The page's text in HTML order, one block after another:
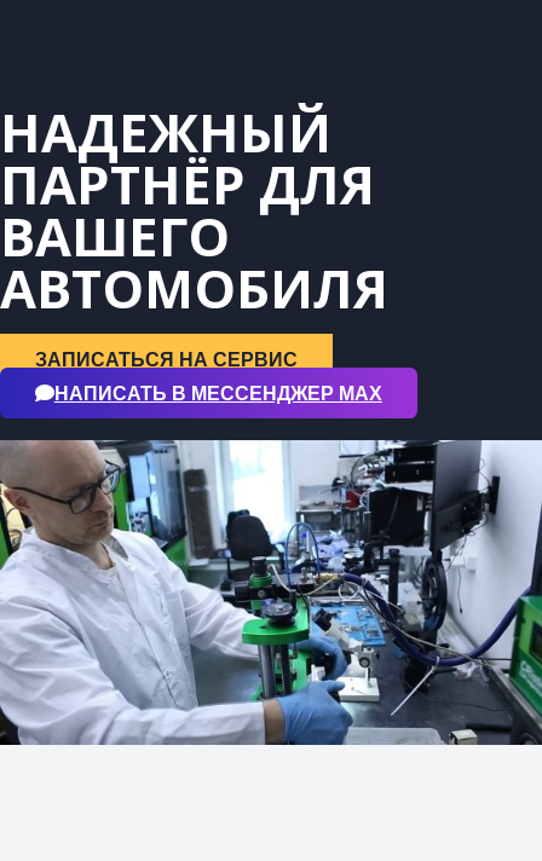
НАДЕЖНЫЙ
ПАРТНЁР ДЛЯ
ВАШЕГО
АВТОМОБИЛЯ
ЗАПИСАТЬСЯ НА СЕРВИС
НАПИСАТЬ В МЕССЕНДЖЕР МАХ